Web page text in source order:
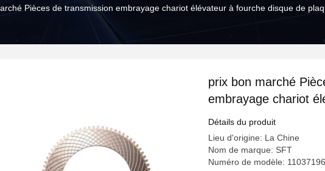
Pièces de transmission embrayage chariot élévateur à fourche disque de
prix bon marché
embrayage chariot
plaque de frottement
pour 11037196
Détails du produit
Lieu d'origine: La Chine
Nom de marque: SFT
Numéro de modèle: 11037196